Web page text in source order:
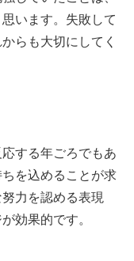
います。失敗して
らも大切にしてく
する年ごろでもあ
を込めることが求
力を認める表現
効果的です。